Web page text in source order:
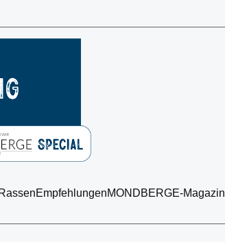
EmpfehlungenMONDBERGE-Magazin